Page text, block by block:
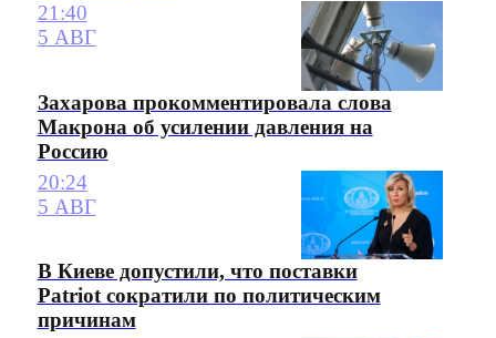
21:40
5 АВГ
Захарова прокомментировала слова
Макрона об усилении давления на
Россию
20:24
5 АВГ
В Киеве допустили, что поставки
Patriot сократили по политическим
причинам